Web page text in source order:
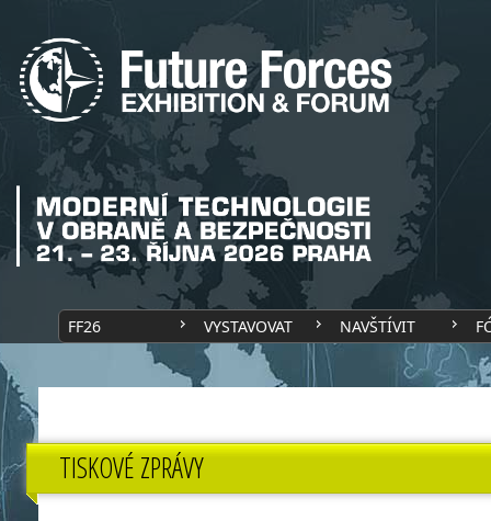
FF26 VYSTAVOVAT NAVŠTÍVIT
TISKOVÉ ZPRÁVY